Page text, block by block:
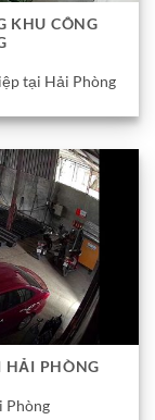
KHU CÔNG
tại Hải Phòng
HẢI PHÒNG
Phòng